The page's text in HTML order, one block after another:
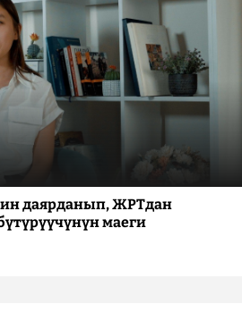
даярданып, ЖРТдан
маеги